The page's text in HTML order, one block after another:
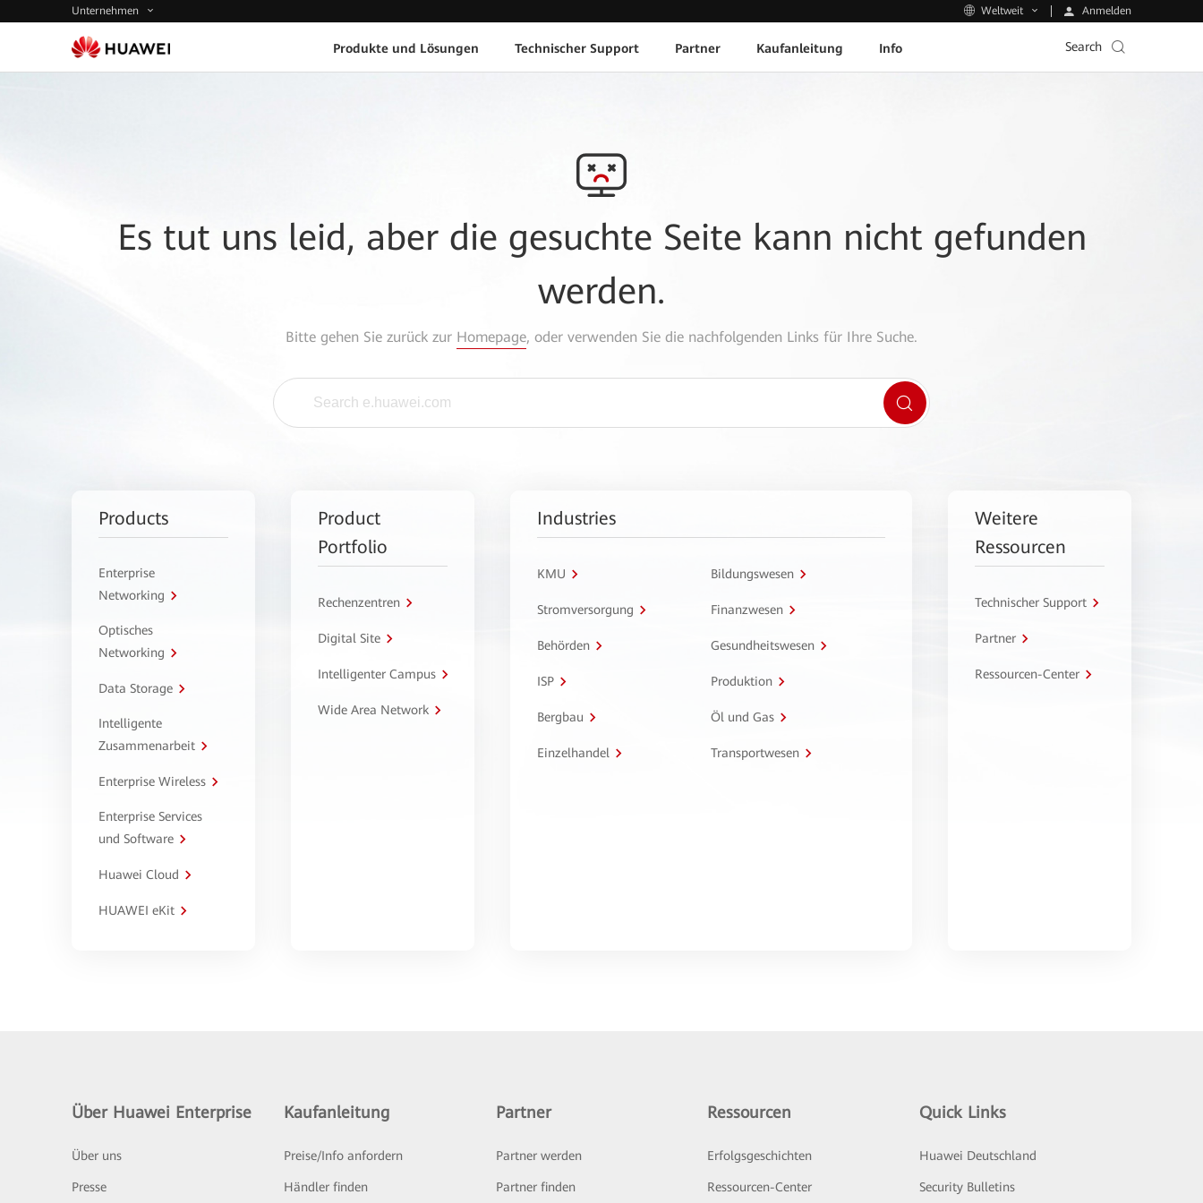
Unternehmen Weltweit Anmelden
Produkte und Lösungen Technischer Support Partner Kaufanleitung Info Search
Es tut uns leid, aber die gesuchte Seite kann nicht gefunden
werden.
Bitte gehen Sie zurück zur Homepage, oder verwenden Sie die nachfolgenden Links für Ihre Suche.
Products
Enterprise
Networking
Optisches
Networking
Data Storage
Intelligente
Zusammenarbeit
Enterprise Wireless
Enterprise Services
und Software
Huawei Cloud
HUAWEI eKit
Product
Portfolio
Rechenzentren
Digital Site
Intelligenter Campus
Wide Area Network
Industries
KMU Bildungswesen
Stromversorgung Finanzwesen
Behörden Gesundheitswesen
ISP Produktion
Bergbau Öl und Gas
Einzelhandel Transportwesen
Weitere
Ressourcen
Technischer Support
Partner
Ressourcen-Center
Über Huawei Enterprise
Über uns
Presse
Kaufanleitung
Preise/Info anfordern
Händler finden
Partner
Partner werden
Partner finden
Ressourcen
Erfolgsgeschichten
Ressourcen-Center
Quick Links
Huawei Deutschland
Security Bulletins